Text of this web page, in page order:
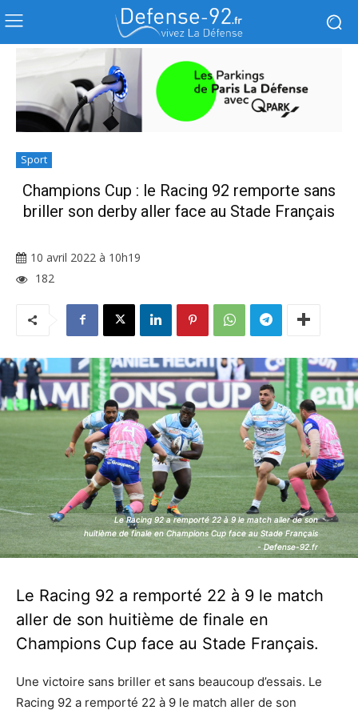
Sport
Champions Cup : le Racing 92 remporte sans
briller son derby aller face au Stade Français
10 avril 2022 à 10h19
182
Le Racing 92 a remporté 22 à 9 le match aller de son
huitième de finale en Champions Cup face au Stade Français
- Defense-92.fr
Le Racing 92 a remporté 22 à 9 le match aller de son
huitième de finale en Champions Cup face au Stade Français
- Defense-92.fr
Le Racing 92 a remporté 22 à 9 le match
aller de son huitième de finale en
Champions Cup face au Stade Français.
Une victoire sans briller et sans beaucoup d’essais. Le
Racing 92 a remporté 22 à 9 le match aller de son